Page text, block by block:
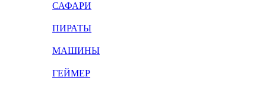
САФАРИ
ПИРАТЫ
МАШИНЫ
ГЕЙМЕР